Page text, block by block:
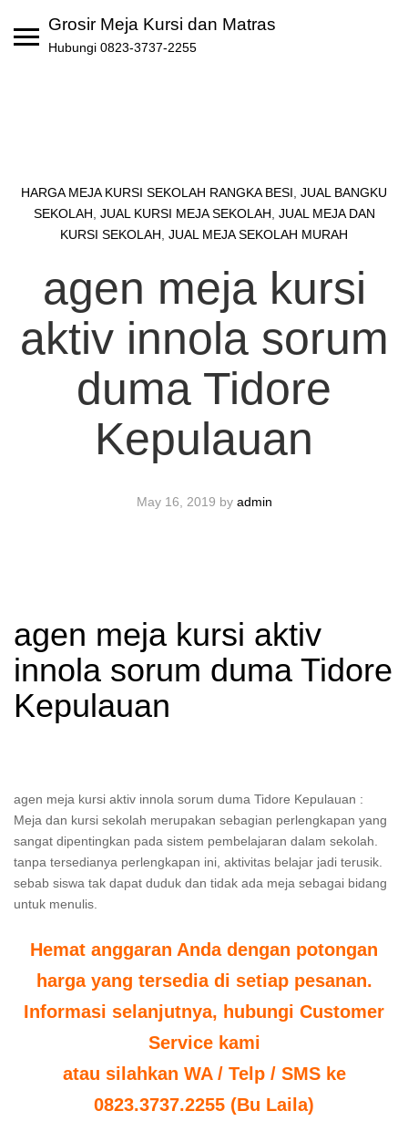
Grosir Meja Kursi dan Matras
Hubungi 0823-3737-2255
HARGA MEJA KURSI SEKOLAH RANGKA BESI JUAL BANGKU
SEKOLAH JUAL KURSI MEJA SEKOLAH JUAL MEJA DAN
KURSI SEKOLAH JUAL MEJA SEKOLAH MURAH
agen meja kursi
aktiv innola sorum
duma Tidore
Kepulauan
May 16, 2019 by admin
agen meja kursi aktiv
innola sorum duma Tidore
Kepulauan
agen meja kursi aktiv innola sorum duma Tidore Kepulauan :
Meja dan kursi sekolah merupakan sebagian perlengkapan yang
sangat dipentingkan pada sistem pembelajaran dalam sekolah.
tanpa tersedianya perlengkapan ini, aktivitas belajar jadi terusik.
sebab siswa tak dapat duduk dan tidak ada meja sebagai bidang
untuk menulis.
Hemat anggaran Anda dengan potongan
harga yang tersedia di setiap pesanan.
Informasi selanjutnya, hubungi Customer
Service kami
atau silahkan WA / Telp / SMS ke
0823.3737.2255 (Bu Laila)